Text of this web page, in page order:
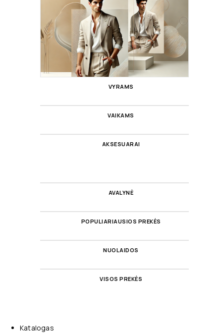
VYRAMS
VAIKAMS
AKSESUARAI
AVALYNĖ
POPULIARIAUSIOS PREKĖS
NUOLAIDOS
VISOS PREKĖS
Katalogas